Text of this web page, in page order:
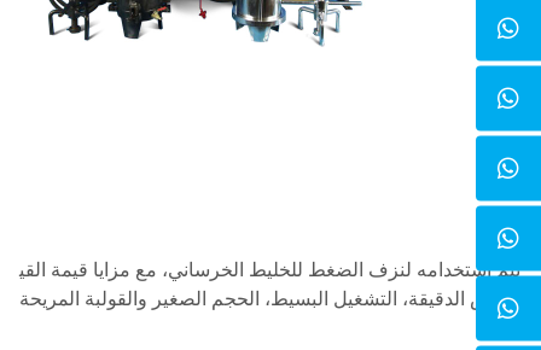
يتم استخدامه لنزف الضغط للخليط الخرساني، مع مزايا قيمة القي
اس الدقيقة، التشغيل البسيط، الحجم الصغير والقولبة المريحة.